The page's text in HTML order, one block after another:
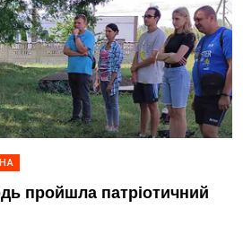
пройшла патріотичний